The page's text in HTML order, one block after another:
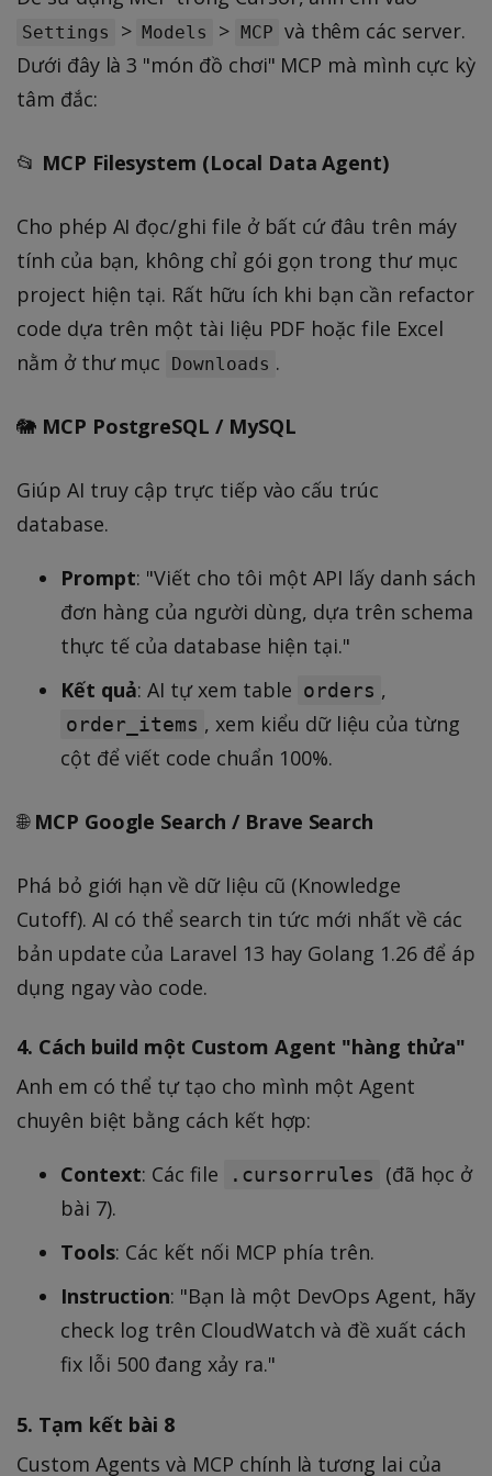
Settings > Models > MCP và thêm các server.
Dưới đây là 3 "món đồ chơi" MCP mà mình cực kỳ
tâm đắc:
📂 MCP Filesystem (Local Data Agent)
Cho phép AI đọc/ghi file ở bất cứ đâu trên máy
tính của bạn, không chỉ gói gọn trong thư mục
project hiện tại. Rất hữu ích khi bạn cần refactor
code dựa trên một tài liệu PDF hoặc file Excel
nằm ở thư mục
Downloads .
🐘 MCP PostgreSQL / MySQL
Giúp AI truy cập trực tiếp vào cấu trúc
database.
Prompt: "Viết cho tôi một API lấy danh sách
đơn hàng của người dùng, dựa trên schema
thực tế của database hiện tại."
Kết quả: AI tự xem table orders ,
order_items , xem kiểu dữ liệu của từng
cột để viết code chuẩn 100%.
🌐 MCP Google Search / Brave Search
Phá bỏ giới hạn về dữ liệu cũ (Knowledge
Cutoff). AI có thể search tin tức mới nhất về các
bản update của Laravel 13 hay Golang 1.26 để áp
dụng ngay vào code.
4. Cách build một Custom Agent "hàng thửa"
Anh em có thể tự tạo cho mình một Agent
chuyên biệt bằng cách kết hợp:
Context: Các file .cursorrules
(đã học ở
bài 7).
Tools: Các kết nối MCP phía trên.
Instruction: "Bạn là một DevOps Agent, hãy
check log trên CloudWatch và đề xuất cách
fix lỗi 500 đang xảy ra."
5. Tạm kết bài 8
Custom Agents và MCP chính là tương lai của